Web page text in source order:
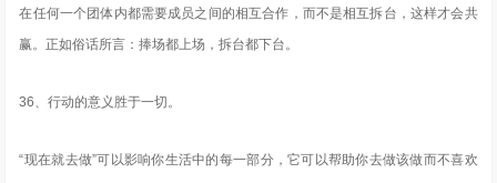
在任何一个团体内都需要成员之间的相互合作，而不是相互拆台，这样才会共
赢。正如俗话所言：捧场都上场，拆台都下台。
36、行动的意义胜于一切。
“现在就去做”可以影响你生活中的每一部分，它可以帮助你去做该做而不喜欢